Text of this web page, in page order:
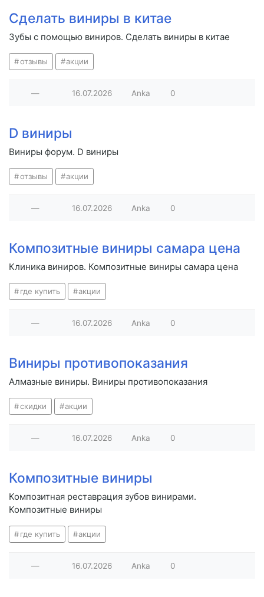
Сделать виниры в китае
Зубы с помощью виниров. Сделать виниры в китае
отзывы акции
— 16.07.2026 Anka 0
D виниры
Виниры форум. D виниры
отзывы акции
— 16.07.2026 Anka 0
Композитные виниры самара цена
Клиника виниров. Композитные виниры самара цена
где купить акции
— 16.07.2026 Anka 0
Виниры противопоказания
Алмазные виниры. Виниры противопоказания
скидки акции
— 16.07.2026 Anka 0
Композитные виниры
Композитная реставрация зубов винирами.
Композитные виниры
где купить акции
— 16.07.2026 Anka 0